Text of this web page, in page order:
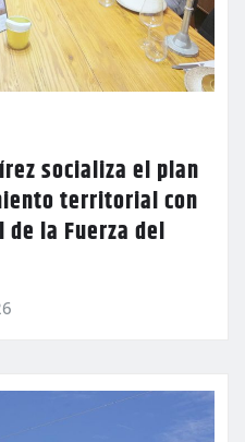
socializa el plan
territorial con
la Fuerza del